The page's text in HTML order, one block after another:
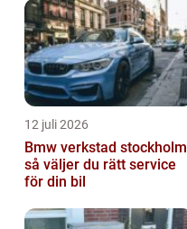
12 juli 2026
Bmw verkstad stockholm
så väljer du rätt service
för din bil